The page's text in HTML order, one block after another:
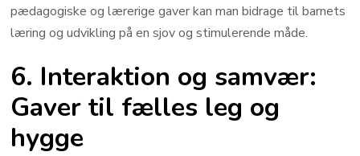
pædagogiske og lærerige gaver kan man bidrage til barnets
læring og udvikling på en sjov og stimulerende måde.
6. Interaktion og samvær:
Gaver til fælles leg og
hygge